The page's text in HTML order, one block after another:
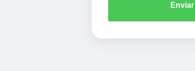
Enviar